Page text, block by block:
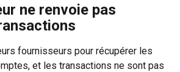
ne renvoie pas
fournisseurs pour récupérer les
et les transactions ne sont pas